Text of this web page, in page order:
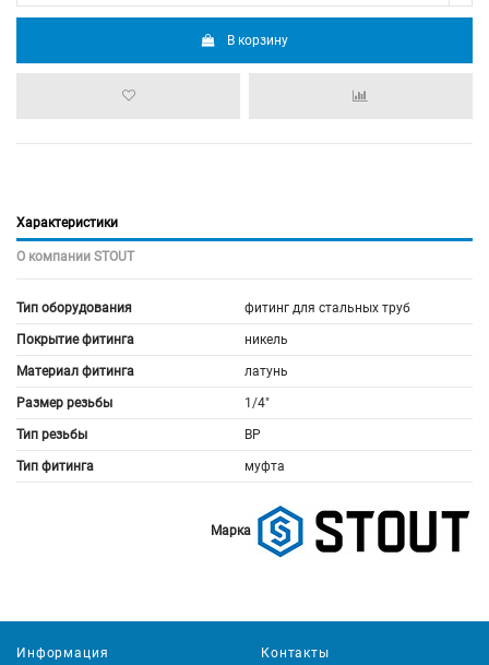
В корзину
Характеристики
О компании STOUT
Тип оборудования фитинг для стальных труб
Покрытие фитинга никель
Материал фитинга латунь
Размер резьбы 1/4"
Тип резьбы ВР
Тип фитинга муфта
Марка
Информация Контакты